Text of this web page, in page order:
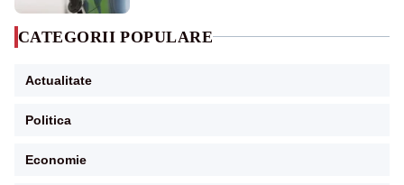
CATEGORII POPULARE
Actualitate
Politica
Economie